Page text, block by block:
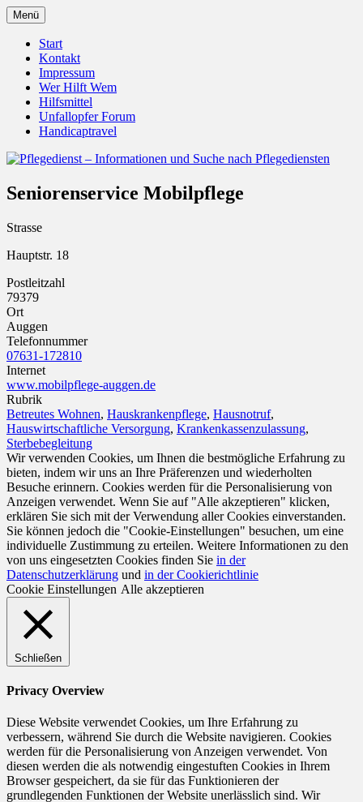
Zum
Inhalt
springen
Pflegedienst – Informationen
und Suche nach Pflegediensten
Unfallopfer – Hilfswerk
Menü
Start
Kontakt
Impressum
Wer Hilft Wem
Hilfsmittel
Unfallopfer Forum
Handicaptravel
Seniorenservice Mobilpflege
Strasse
Hauptstr. 18
Postleitzahl
79379
Ort
Auggen
Telefonnummer
07631-172810
Internet
www.mobilpflege-auggen.de
Rubrik
Betreutes Wohnen, Hauskrankenpflege, Hausnotruf,
Hauswirtschaftliche Versorgung, Krankenkassenzulassung,
Sterbebegleitung
Wir verwenden Cookies, um Ihnen die bestmögliche Erfahrung zu
bieten, indem wir uns an Ihre Präferenzen und wiederholten
Besuche erinnern. Cookies werden für die Personalisierung von
Anzeigen verwendet. Wenn Sie auf "Alle akzeptieren" klicken,
erklären Sie sich mit der Verwendung aller Cookies einverstanden.
Sie können jedoch die "Cookie-Einstellungen" besuchen, um eine
individuelle Zustimmung zu erteilen. Weitere Informationen zu den
von uns eingesetzten Cookies finden Sie in der
Datenschutzerklärung und in der Cookierichtlinie
Cookie Einstellungen Alle akzeptieren
Schließen
Privacy Overview
Diese Website verwendet Cookies, um Ihre Erfahrung zu
verbessern, während Sie durch die Website navigieren. Cookies
werden für die Personalisierung von Anzeigen verwendet. Von
diesen werden die als notwendig eingestuften Cookies in Ihrem
Browser gespeichert, da sie für das Funktionieren der
grundlegenden Funktionen der Website unerlässlich sind. Wir